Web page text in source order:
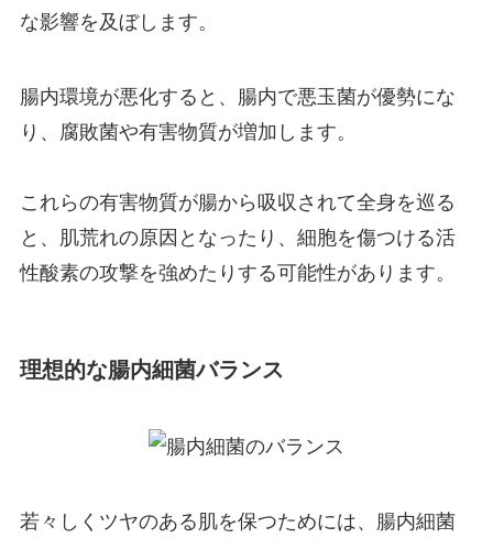
な影響を及ぼします。
腸内環境が悪化すると、腸内で悪玉菌が優勢にな
り、腐敗菌や有害物質が増加します。
これらの有害物質が腸から吸収されて全身を巡る
と、肌荒れの原因となったり、細胞を傷つける活
性酸素の攻撃を強めたりする可能性があります。
理想的な腸内細菌バランス
若々しくツヤのある肌を保つためには、腸内細菌